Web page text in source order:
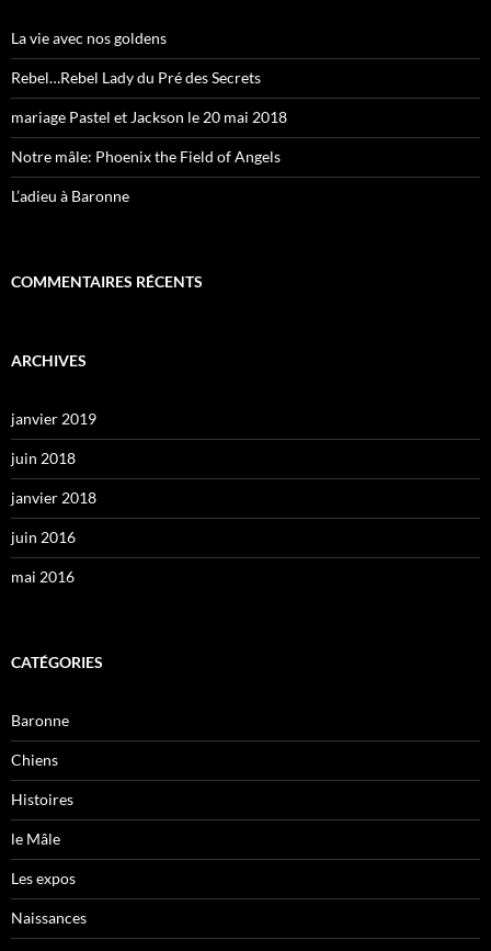
La vie avec nos goldens
Rebel…Rebel Lady du Pré des Secrets
mariage Pastel et Jackson le 20 mai 2018
Notre mâle: Phoenix the Field of Angels
L’adieu à Baronne
COMMENTAIRES RÉCENTS
ARCHIVES
janvier 2019
juin 2018
janvier 2018
juin 2016
mai 2016
CATÉGORIES
Baronne
Chiens
Histoires
le Mâle
Les expos
Naissances